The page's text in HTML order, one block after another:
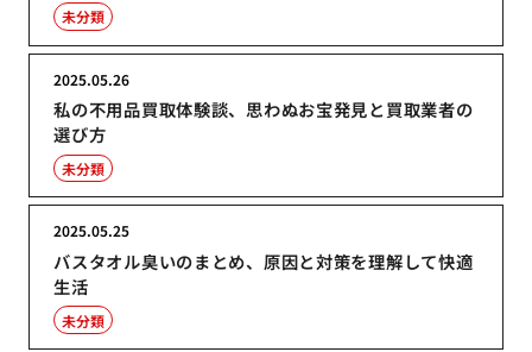
未分類
私の不用品買取体験談、思わぬお宝発見と買取業者の
選び方
2025.05.26
未分類
バスタオル臭いのまとめ、原因と対策を理解して快適
生活
2025.05.25
未分類